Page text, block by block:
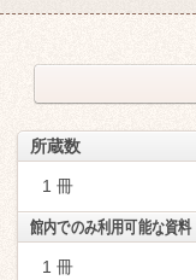
所蔵数
1 冊
館内でのみ利用可能な資料
1 冊